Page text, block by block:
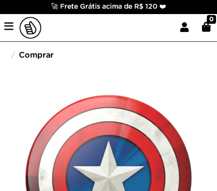
🚀 Frete Grátis acima de R$ 120 ❤️
0
Comprar